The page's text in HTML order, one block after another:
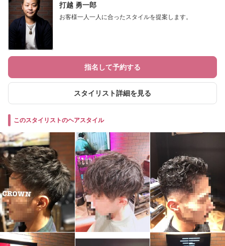
打越 勇一郎
お客様一人一人に合ったスタイルを提案します。
指名して予約する
スタイリスト詳細を見る
このスタイリストのヘアスタイル